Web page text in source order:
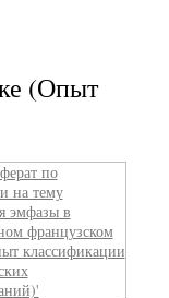
(Опыт